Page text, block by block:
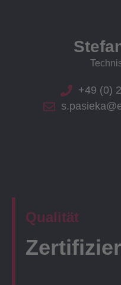
+49 (0)
Qualität